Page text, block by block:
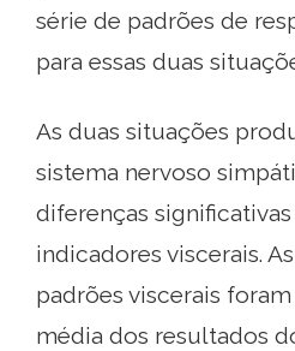
série de padrões de
para essas duas
As duas situações
sistema nervoso
diferenças
indicadores viscerais.
padrões viscerais
média dos resultados